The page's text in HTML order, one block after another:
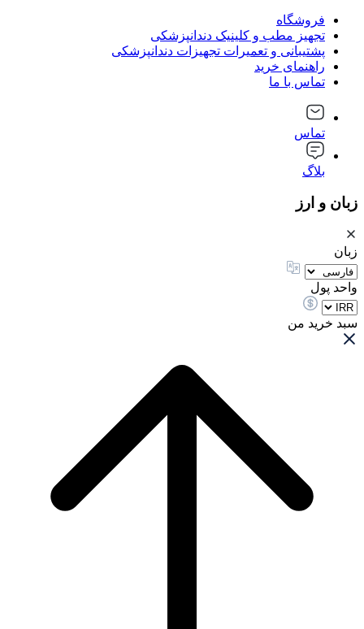
فروشگاه
تجهیز مطب و کلینیک دندانپزشکی
پشتیبانی و تعمیرات تجهیزات دندانپزشکی
راهنمای خرید
تماس با ما
تماس
بلاگ
زبان و ارز
زبان
واحد پول
سبد خرید من